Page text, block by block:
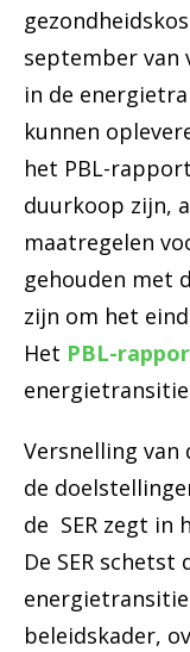
september van
in de
kunnen
het PBL-
duurkoop zijn,
maatregelen
gehouden met
zijn om het
Het PBL-
energietransitie
Versnelling
de
de SER zegt in
De SER schetst
beleidskader,